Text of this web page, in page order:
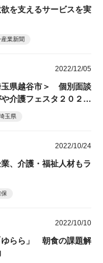
を支えるサービスを実
業新聞
2022/12/05
玉県越谷市＞ 個別面談
介護フェスタ２０２
玉県
2022/10/24
、介護・福祉人材もラ
保
2022/10/10
ゆらら」 朝食の課題解